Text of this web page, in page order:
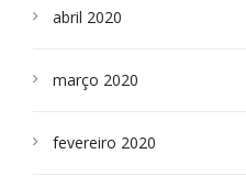
abril 2020
março 2020
fevereiro 2020